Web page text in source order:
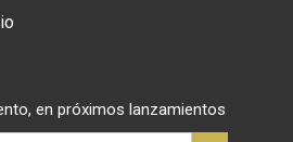
en próximos lanzamientos